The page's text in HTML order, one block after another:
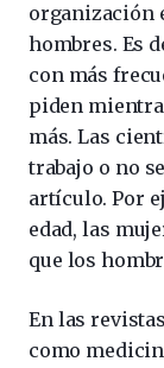
organización
hombres. Es
con más
piden
más. Las
trabajo o no
artículo. Por
edad, las
que los
En las
como